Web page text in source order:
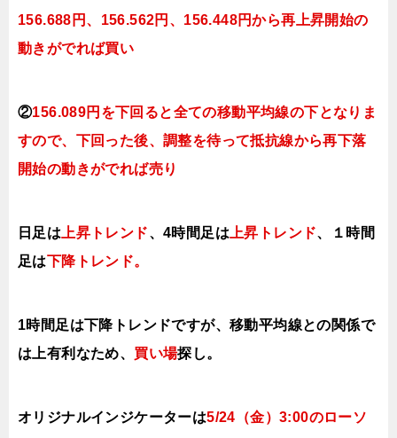
156.688円、156.562円、156.448円から再上昇開始の
動きがでれば買い
②156.089円を下回ると全ての移動平均線の下となりま
すので、 下回った後、調整を待って抵抗線から再下落
開始の動きがでれば売り
日足は 上昇トレンド、4時間足は 上昇トレンド、１時間
足は下降トレンド。
1時間足は下降トレンドですが、移動平均線との関係で
は上有利なため、 買い場探し。
オリジナルインジケーターは5/24（金）3:00のローソ